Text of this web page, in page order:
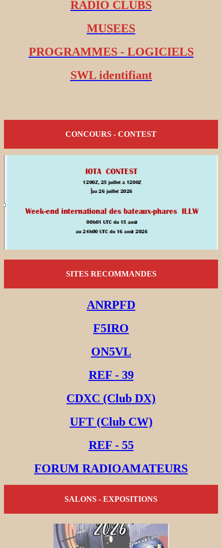
RADIO CLUBS
MUSEES
PROGRAMMES - LOGICIELS
SWL identifiant
CONCOURS - CONTEST
SITES RECOMMANDES
ANRPFD
F5IRO
ON5VL
REF - 39
CDXC (Club DX)
UFT (Club CW)
REF - 55
FORUM RADIOAMATEURS
SALONS - EXPOSITIONS